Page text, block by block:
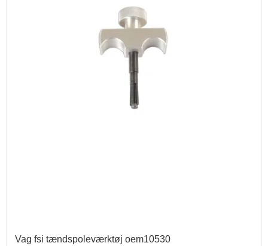
Vag fsi tændspoleværktøj oem10530